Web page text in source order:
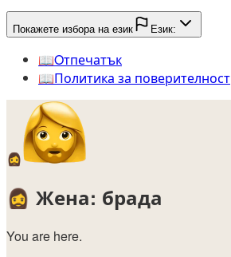
Покажете избора на език Език:
📖️Oтпечатък
📖️Политика за поверителност
🧔‍♀️
🧔‍♀️ Жена: брада
You are here.